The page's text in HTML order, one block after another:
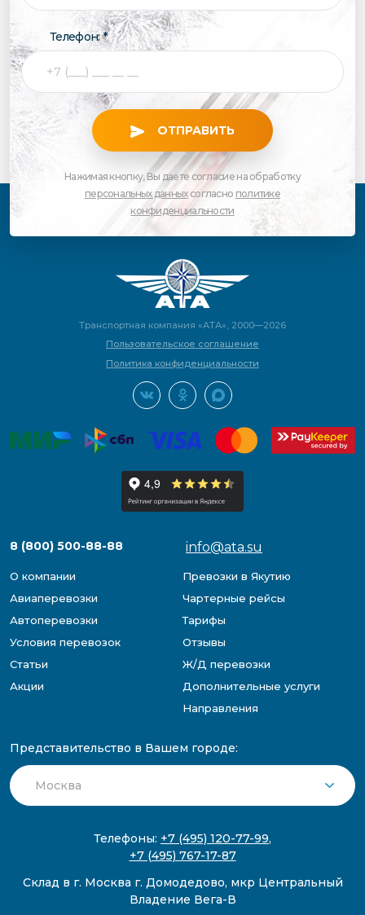
Телефон: *
ОТПРАВИТЬ
Нажимая кнопку, Вы даете согласие на обработку
персональных данныхсогласно политике
конфиденциальности
Транспортная компания «АТА», 2000—2026
Пользовательское соглашение
Политика конфиденциальности
8 (800) 500-88-88 info@ata.su
О компании
Превозки в Якутию
Авиаперевозки
Чартерные рейсы
Автоперевозки
Тарифы
Условия перевозок
Отзывы
Статьи
Ж/Д перевозки
Акции
Дополнительные услуги
Направления
Представительство в Вашем городе:
Телефоны: +7 (495) 120-77-99,
+7 (495) 767-17-87
Склад в г. Москва г. Домодедово, мкр Центральный
Владение Вега-В